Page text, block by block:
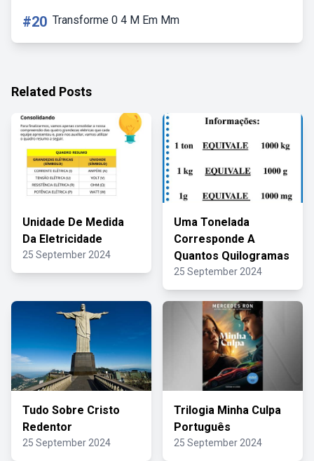
#20 Transforme 0 4 M Em Mm
Related Posts
Unidade De Medida
Da Eletricidade
25 September 2024
Uma Tonelada
Corresponde A
Quantos Quilogramas
25 September 2024
Tudo Sobre Cristo
Redentor
25 September 2024
Trilogia Minha Culpa
Português
25 September 2024